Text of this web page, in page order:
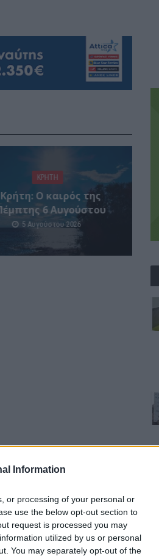
Information
or processing of your personal or
use the below opt-out section to
request is processed you may
utilized by us or personal
You may separately opt-out of the
ΚΡΗΤΗ
Κρήτη: Ο καιρός της
6 Αυγούστου
5 Αυγούστου 2026